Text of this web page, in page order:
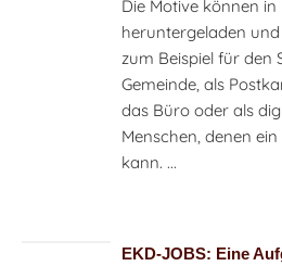
Die Motive können
heruntergeladen
zum Beispiel für den
Gemeinde, als
das Büro oder als
Menschen, denen
kann. ...
EKD-JOBS: Eine